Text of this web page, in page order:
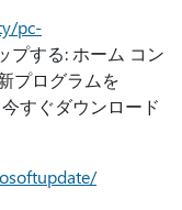
pc-
プする: ホーム コン
プログラムを
すぐダウンロード